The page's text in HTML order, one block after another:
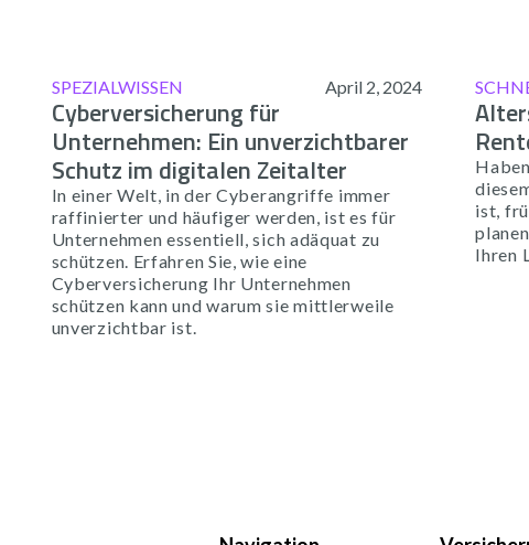
SPEZIALWISSEN April 2, 2024
Cyberversicherung für
Unternehmen: Ein unverzichtbarer
Schutz im digitalen Zeitalter
In einer Welt, in der Cyberangriffe immer
raffinierter und häufiger werden, ist es für
Unternehmen essentiell, sich adäquat zu
schützen. Erfahren Sie, wie eine
Cyberversicherung Ihr Unternehmen
schützen kann und warum sie mittlerweile
unverzichtbar ist.
ist,
Ihren